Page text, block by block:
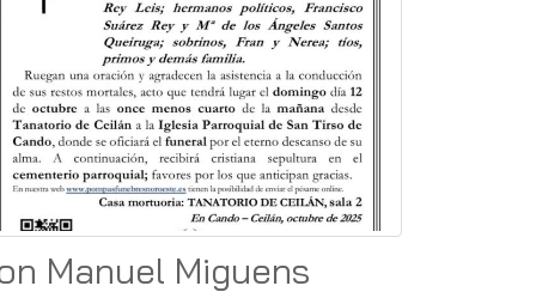
Manuel Miguens